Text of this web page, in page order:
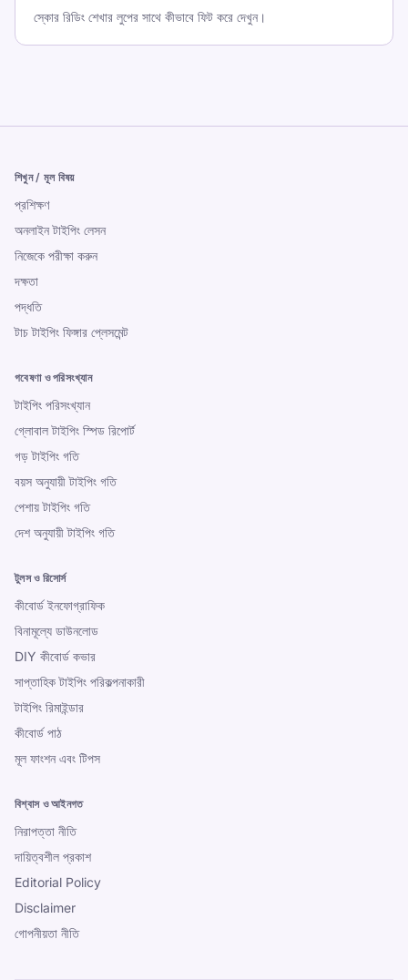
স্কোর রিডিং শেখার লুপের সাথে কীভাবে ফিট করে দেখুন।
শিখুন / মূল বিষয়
প্রশিক্ষণ
অনলাইন টাইপিং লেসন
নিজেকে পরীক্ষা করুন
দক্ষতা
পদ্ধতি
টাচ টাইপিং ফিঙ্গার প্লেসমেন্ট
গবেষণা ও পরিসংখ্যান
টাইপিং পরিসংখ্যান
গ্লোবাল টাইপিং স্পিড রিপোর্ট
গড় টাইপিং গতি
বয়স অনুযায়ী টাইপিং গতি
পেশায় টাইপিং গতি
দেশ অনুযায়ী টাইপিং গতি
টুলস ও রিসোর্স
কীবোর্ড ইনফোগ্রাফিক
বিনামূল্যে ডাউনলোড
DIY কীবোর্ড কভার
সাপ্তাহিক টাইপিং পরিকল্পনাকারী
টাইপিং রিমাইন্ডার
কীবোর্ড পাঠ
মূল ফাংশন এবং টিপস
বিশ্বাস ও আইনগত
নিরাপত্তা নীতি
দায়িত্বশীল প্রকাশ
Editorial Policy
Disclaimer
গোপনীয়তা নীতি